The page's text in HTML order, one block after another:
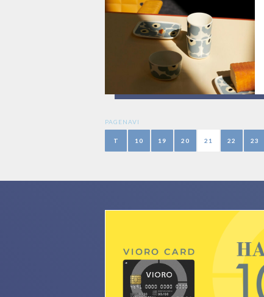
PAGENAVI
T 10 19 20 21 22 23